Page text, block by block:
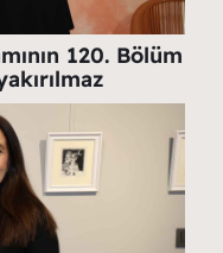
120. Bölüm